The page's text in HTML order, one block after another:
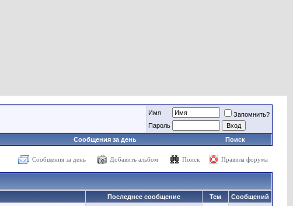
Имя
Запомнить?
Пароль
Сообщения за день Поиск
Сообщения за день Добавить альбом Поиск Правила форума
Последнее сообщение Тем Сообщений